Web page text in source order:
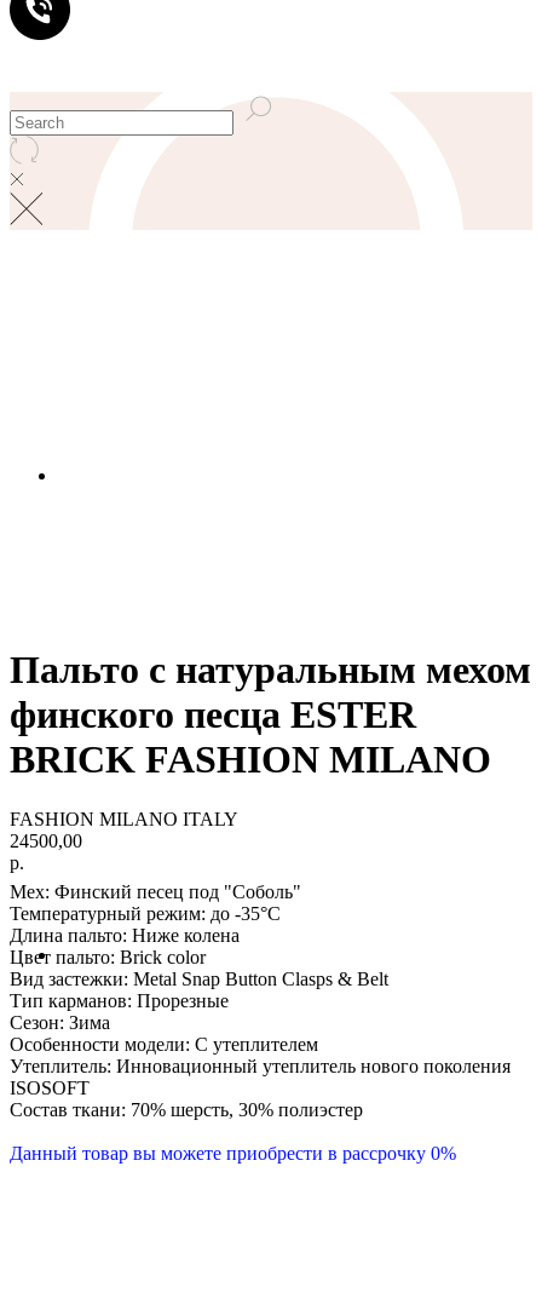
Пальто с натуральным мехом
финского песца ESTER
BRICK FASHION MILANO
FASHION MILANO ITALY
24500,00
р.
Мех: Финский песец под "Соболь"
Температурный режим: до -35°С
Длина пальто: Ниже колена
Цвет пальто: Brick color
Вид застежки: Metal Snap Button Clasps & Belt
Тип карманов: Прорезные
Сезон: Зима
Особенности модели: С утеплителем
Утеплитель: Инновационный утеплитель нового поколения
ISOSOFT
Состав ткани: 70% шерсть, 30% полиэстер
Данный товар вы можете приобрести в рассрочку 0%